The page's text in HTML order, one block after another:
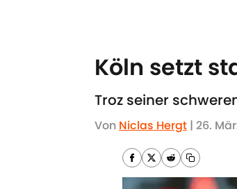
Köln setzt
Troz seiner
Von Niclas Hergt | 26.